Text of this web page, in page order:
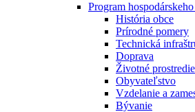
Program
História obce
Prírodné pomery
Technická
Doprava
Životné prostredie
Obyvateľstvo
Vzdelanie a
Bývanie